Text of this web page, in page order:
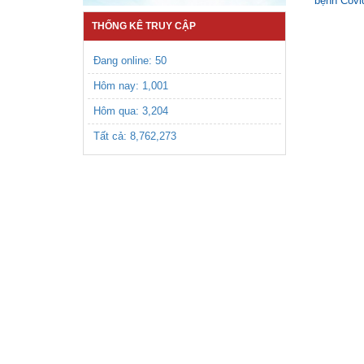
THỐNG KÊ TRUY CẬP
Đang online: 50
Hôm nay: 1,001
Hôm qua: 3,204
Tất cả: 8,762,273